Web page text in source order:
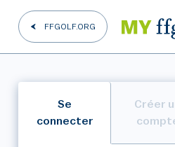
FFGOLF.ORG
Se
connecter
Créer